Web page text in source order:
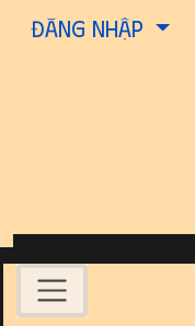
Site
Đăng nhập
Navigation